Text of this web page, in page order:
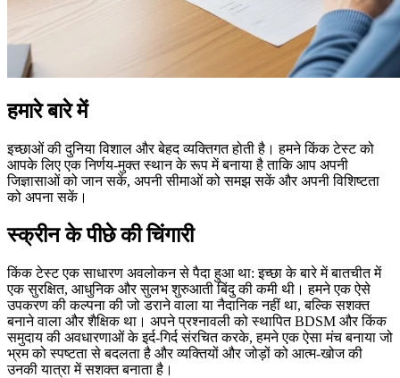
हमारे बारे में
इच्छाओं की दुनिया विशाल और बेहद व्यक्तिगत होती है। हमने किंक टेस्ट को
आपके लिए एक निर्णय-मुक्त स्थान के रूप में बनाया है ताकि आप अपनी
जिज्ञासाओं को जान सकें, अपनी सीमाओं को समझ सकें और अपनी विशिष्टता
को अपना सकें।
स्क्रीन के पीछे की चिंगारी
किंक टेस्ट एक साधारण अवलोकन से पैदा हुआ था: इच्छा के बारे में बातचीत में
एक सुरक्षित, आधुनिक और सुलभ शुरुआती बिंदु की कमी थी। हमने एक ऐसे
उपकरण की कल्पना की जो डराने वाला या नैदानिक नहीं था, बल्कि सशक्त
बनाने वाला और शैक्षिक था। अपने प्रश्नावली को स्थापित BDSM और किंक
समुदाय की अवधारणाओं के इर्द-गिर्द संरचित करके, हमने एक ऐसा मंच बनाया जो
भ्रम को स्पष्टता से बदलता है और व्यक्तियों और जोड़ों को आत्म-खोज की
उनकी यात्रा में सशक्त बनाता है।